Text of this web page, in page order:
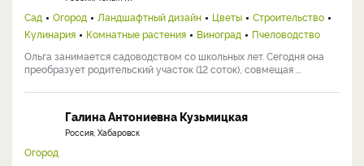
Сад Огород Ландшафтный дизайн Цветы
Строительство
Кулинария
Комнатные растения Виноград
Пчеловодство
Ольга занимается садоводством со школьных лет. Сегодня она
преобразует родительский участок (12 соток), совмещая ...
Галина Антониевна Кузьмицкая
Россия, Хабаровск
Огород